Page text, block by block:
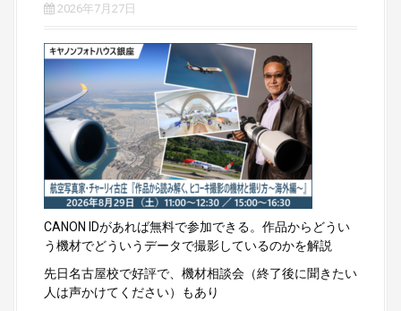
2026年7月27日
CANON IDがあれば無料で参加できる。作品からどうい
う機材でどういうデータで撮影しているのかを解説
先日名古屋校で好評で、機材相談会（終了後に聞きたい
人は声かけてください）もあり